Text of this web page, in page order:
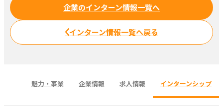
企業のインターン情報一覧へ
インターン情報一覧へ戻る
魅力・事業 企業情報 求人情報 インターンシップ